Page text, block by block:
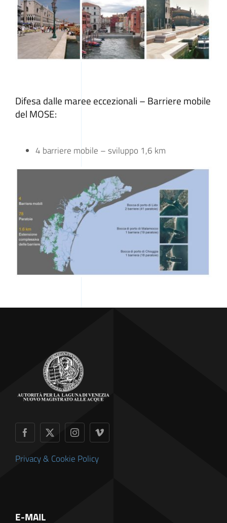
Difesa dalle maree eccezionali – Barriere mobile
del MOSE:
4 barriere mobile – sviluppo 1,6 km
Privacy & Cookie Policy
E-MAIL